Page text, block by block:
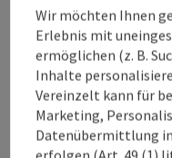
Wir möchten Ihnen
Erlebnis mit
ermöglichen (z. B.
Inhalte
Vereinzelt kann für
Marketing,
Datenübermittlung
erfolgen (Art. 49 (1)